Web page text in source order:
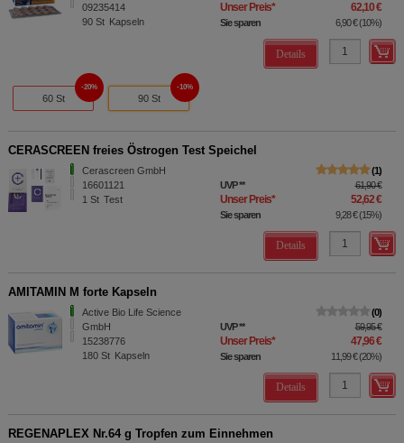
09235414
90 St Kapseln
Unser Preis* 62,10 €
Sie sparen 6,90 €(10%)
Details
60 St
20%
90 St
10%
CERASCREEN freies Östrogen Test Speichel
Cerascreen GmbH
16601121
1 St Test
1
UVP** 61,90 €
Unser Preis* 52,62 €
Sie sparen 9,28 €(15%)
Details
AMITAMIN M forte Kapseln
Active Bio Life Science
GmbH
15238776
180 St Kapseln
0
UVP** 59,95 €
Unser Preis* 47,96 €
Sie sparen 11,99 €(20%)
Details
REGENAPLEX Nr.64 g Tropfen zum Einnehmen